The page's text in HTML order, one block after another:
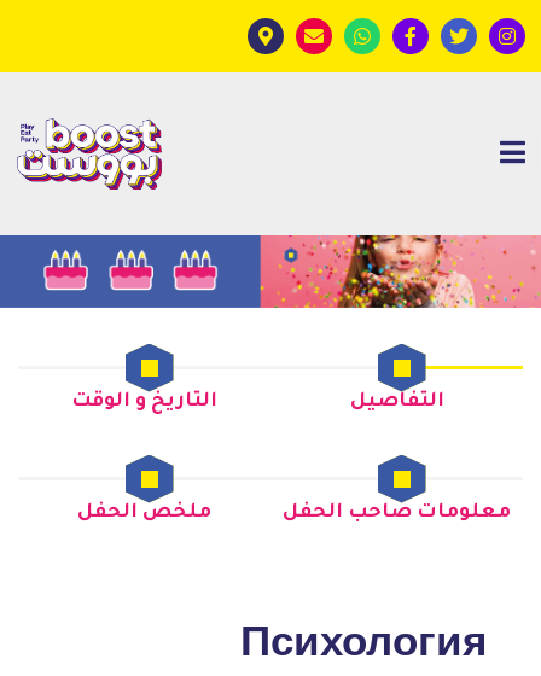
التفاصيل التاريخ و الوقت
معلومات صاحب الحفل ملخص الحفل
Психология